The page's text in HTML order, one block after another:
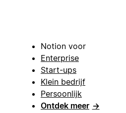
Notion voor
Enterprise
Start-ups
Klein bedrijf
Persoonlijk
Ontdek meer →